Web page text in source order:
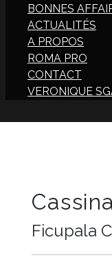
BONNES
ACTUALITÉS
A PROPOS
ROMA PRO
CONTACT
VERONIQUE
Cassina
Ficupala